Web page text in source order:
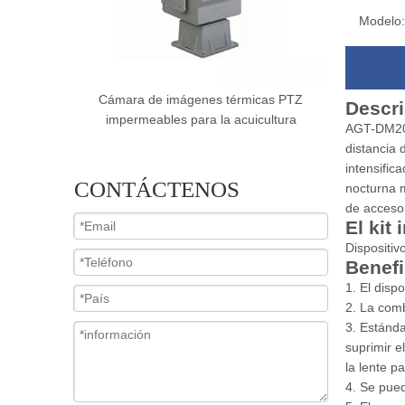
Cámara de imágenes térmicas PTZ
impermeables para la acuicultura
Cámara
de
CONTÁCTENOS
Modelo:
AGT-
distancia
nocturna
de
El kit
1. El
2. La
3.
suprimir
la lente
4. Se